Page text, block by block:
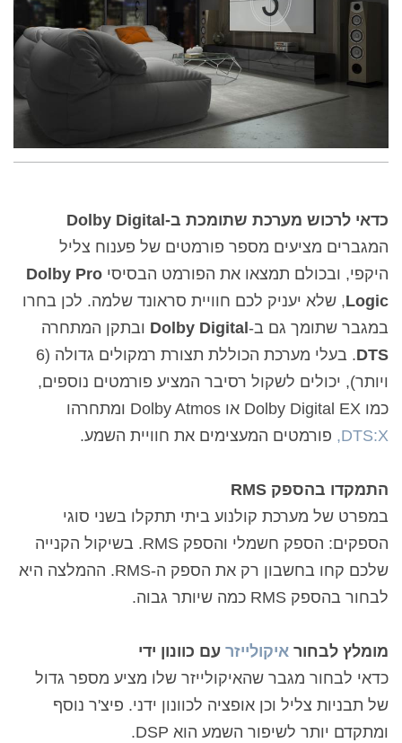
כדאי לרכוש מערכת שתומכת ב-Dolby Digital
המגברים מציעים מספר פורמטים של פענוח צליל
היקפי, ובכולם תמצאו את הפורמט הבסיסי Dolby Pro
Logic, שלא יעניק לכם חוויית סראונד שלמה. לכן בחרו
במגבר שתומך גם ב- Dolby Digital ובתקן המתחרה
DTS
. בעלי מערכת הכוללת תצורת רמקולים גדולה (6
ויותר), יכולים לשקול רסיבר המציע פורמטים נוספים,
כמו Dolby Digital EX או Dolby Atmos ומתחרהו
DTS:X, פורמטים המעצימים את חוויית השמע.
התמקדו בהספק RMS
במפרט של מערכת קולנוע ביתי תתקלו בשני סוגי
הספקים: הספק חשמלי והספק RMS. בשיקול הקנייה
שלכם קחו בחשבון רק את הספק ה-RMS. ההמלצה היא
לבחור בהספק RMS כמה שיותר גבוה.
מומלץ לבחור איקולייזר עם כוונון ידי
כדאי לבחור מגבר שהאיקולייזר שלו מציע מספר גדול
של תבניות צליל וכן אופציה לכוונון ידני. פיצ'ר נוסף
ומתקדם יותר לשיפור השמע הוא DSP
.